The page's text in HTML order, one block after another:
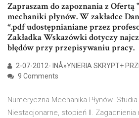
Zapraszam do zapoznania z Ofertą
mechaniki płynów. W zakładce
*.pdf udostępnianiane przez
Zakładka Wskazówki dotyczy
błędów przy przepisywaniu pracy.
2-07-2012- INÅ»YNIERIA SKRYPT+
9 Comments
Numeryczna Mechanika Płynów.
Niestacjonarne, stopień II. Zagadnienia